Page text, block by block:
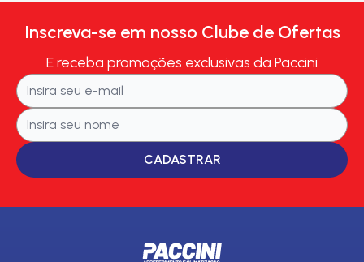
Inscreva-se em nosso Clube de Ofertas
E receba promoções exclusivas da Paccini
CADASTRAR